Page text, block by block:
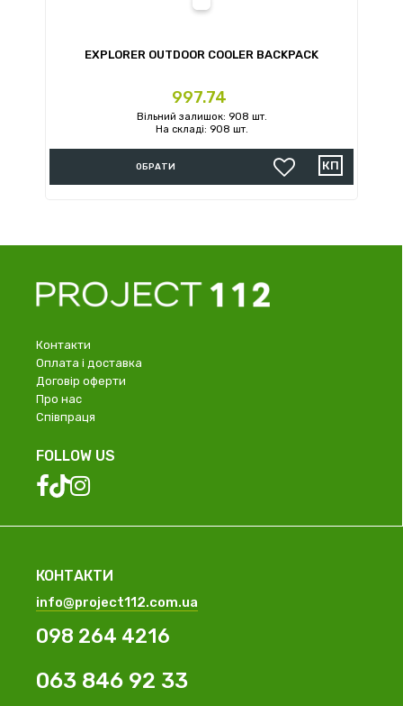
EXPLORER OUTDOOR COOLER BACKPACK
Ціна
997.74
Вільний залишок: 908 шт.
На складі: 908 шт.
ОБРАТИ
Контакти
Оплата і доставка
Договір оферти
Про нас
Співпраця
FOLLOW US
КОНТАКТИ
info@project112.com.ua
098 264 4216
063 846 92 33